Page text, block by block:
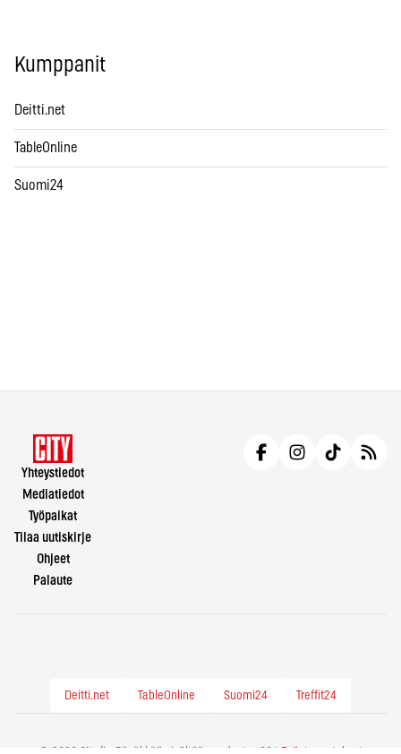
Kumppanit
Deitti.net
TableOnline
Suomi24
Yhteystiedot
Mediatiedot
Työpaikat
Tilaa uutiskirje
Ohjeet
Palaute
Deitti.net TableOnline Suomi24 Treffit24